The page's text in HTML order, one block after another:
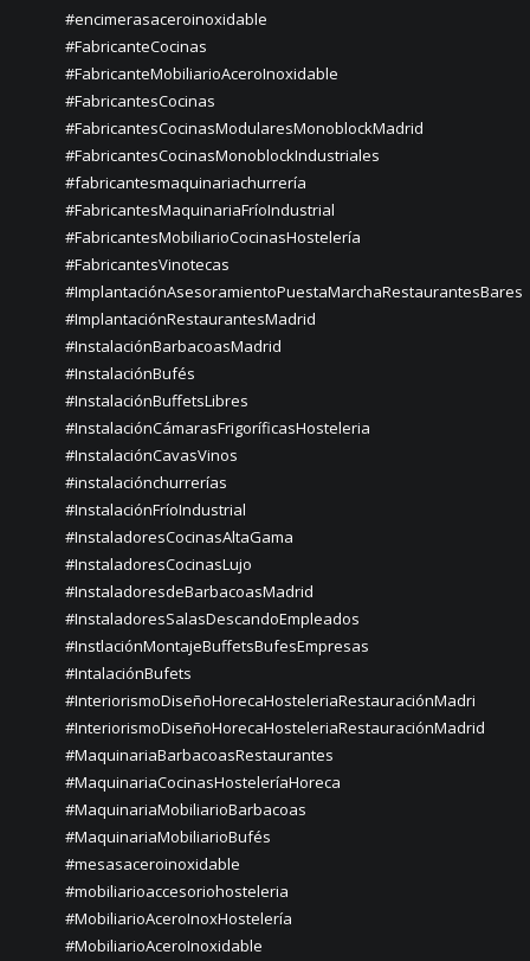
#encimerasaceroinoxidable
#FabricanteCocinas
#FabricanteMobiliarioAceroInoxidable
#FabricantesCocinas
#FabricantesCocinasModularesMonoblockMadrid
#FabricantesCocinasMonoblockIndustriales
#fabricantesmaquinariachurrería
#FabricantesMaquinariaFríoIndustrial
#FabricantesMobiliarioCocinasHostelería
#FabricantesVinotecas
#ImplantaciónAsesoramientoPuestaMarchaRestaurantesBares
#ImplantaciónRestaurantesMadrid
#InstalaciónBarbacoasMadrid
#InstalaciónBufés
#InstalaciónBuffetsLibres
#InstalaciónCámarasFrigoríficasHosteleria
#InstalaciónCavasVinos
#instalaciónchurrerías
#InstalaciónFríoIndustrial
#InstaladoresCocinasAltaGama
#InstaladoresCocinasLujo
#InstaladoresdeBarbacoasMadrid
#InstaladoresSalasDescandoEmpleados
#InstlaciónMontajeBuffetsBufesEmpresas
#IntalaciónBufets
#InteriorismoDiseñoHorecaHosteleriaRestauraciónMadri
#InteriorismoDiseñoHorecaHosteleriaRestauraciónMadrid
#MaquinariaBarbacoasRestaurantes
#MaquinariaCocinasHosteleríaHoreca
#MaquinariaMobiliarioBarbacoas
#MaquinariaMobiliarioBufés
#mesasaceroinoxidable
#mobiliarioaccesoriohosteleria
#MobiliarioAceroInoxHostelería
#MobiliarioAceroInoxidable